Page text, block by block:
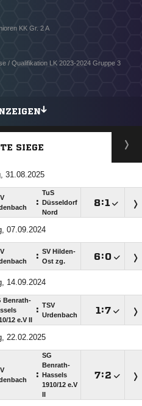
KK Gr. 2 A
/ Qualifikation LK 2023-2024 Gruppe 3
SIEGE
31.08.2025
:
TuS
Düsseldorf
Nord
:
07.09.2024
: SV Hilden-
Ost zg.
:
14.09.2024
Benrath-
​12 e.V II
: TSV
Urdenbach
:
22.02.2025
:
SG
Benrath-
Hassels
1910/​12 e.V
: